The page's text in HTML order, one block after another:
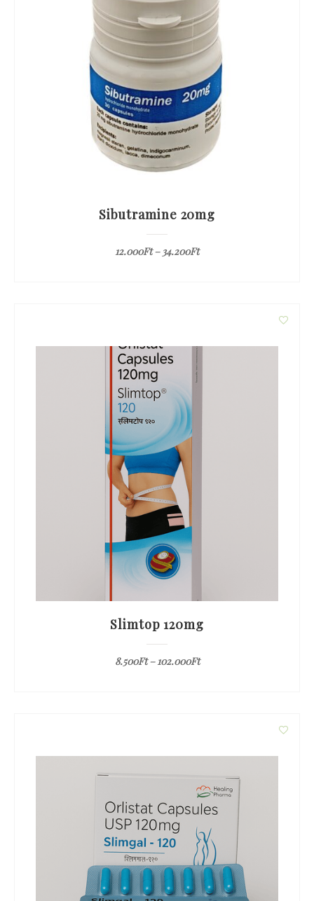
Sibutramine 20mg
12.000Ft– 34.200Ft
Slimtop 120mg
8.500Ft–102.000Ft